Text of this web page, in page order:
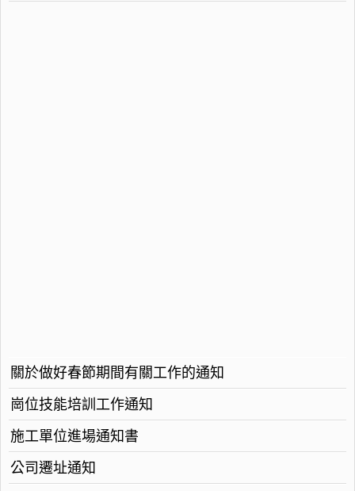
關於做好春節期間有關工作的通知
崗位技能培訓工作通知
施工單位進場通知書
公司遷址通知